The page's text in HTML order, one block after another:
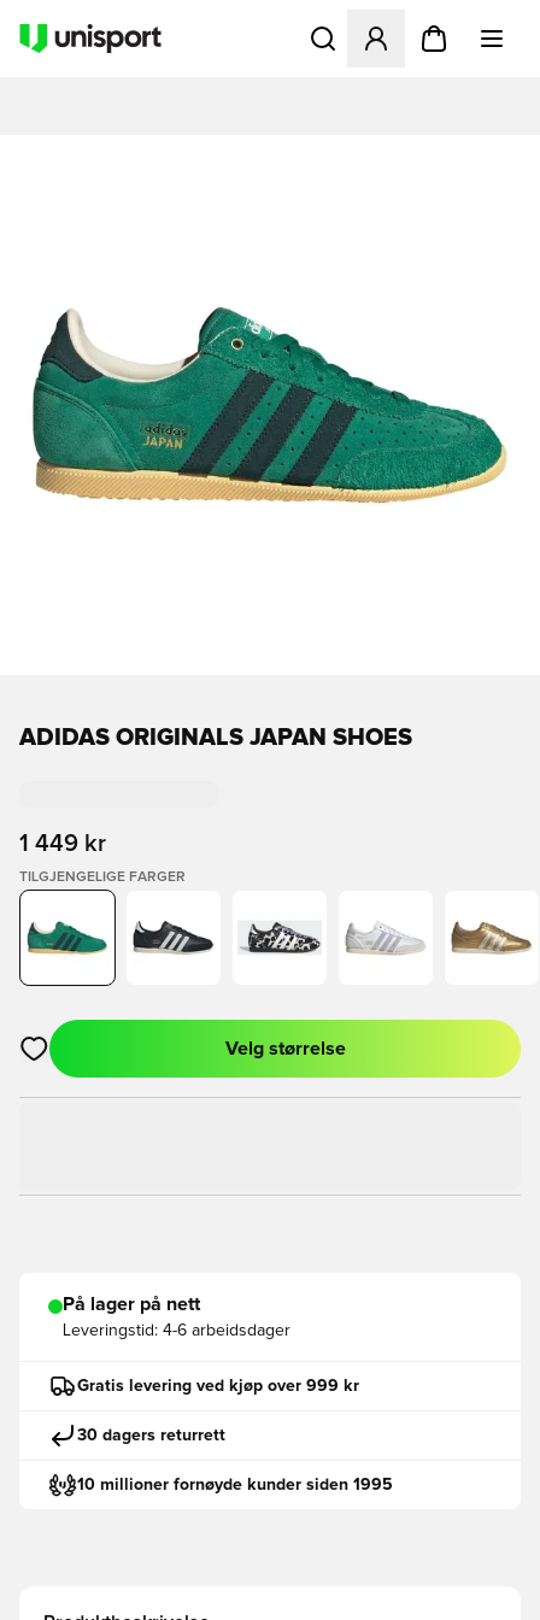
Åpner en Modal for å
ADIDAS ORIGINALS JAPAN SHOES
1 449 kr
TILGJENGELIGE FARGER
Åpner en Modal for å logge inn eller registrere deg som
Velg størrelse
På lager på nett
Leveringstid: 4-6 arbeidsdager
Gratis levering ved kjøp over 999 kr
30 dagers returrett
10 millioner fornøyde kunder siden 1995